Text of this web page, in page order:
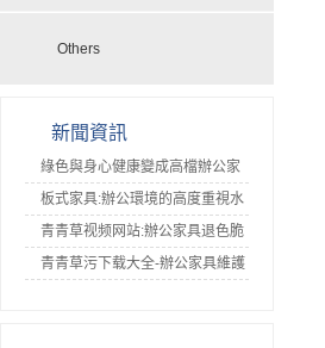
Others
新聞資訊
綠色與身心健康變成高檔辦公家
具發展趨向-青青草污下载大全
板式家具:辦公環境的高度重視水
平愈來愈高
青青草视频网站:辦公家具退色脆
化如何防止
青青草污下载大全-辦公家具維護